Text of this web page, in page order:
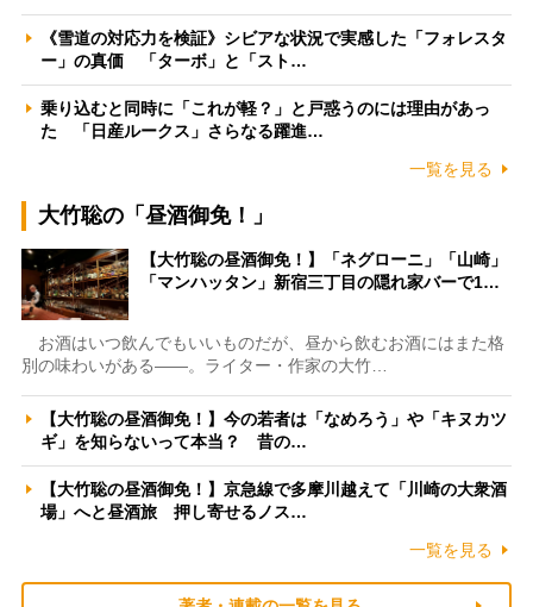
《雪道の対応力を検証》シビアな状況で実感した「フォレスタ
ー」の真価 「ターボ」と「スト…
乗り込むと同時に「これが軽？」と戸惑うのには理由があっ
た 「日産ルークス」さらなる躍進…
一覧を見る
大竹聡の「昼酒御免！」
【大竹聡の昼酒御免！】「ネグローニ」「山崎」
「マンハッタン」新宿三丁目の隠れ家バーで1…
お酒はいつ飲んでもいいものだが、昼から飲むお酒にはまた格
別の味わいがある――。ライター・作家の大竹…
【大竹聡の昼酒御免！】今の若者は「なめろう」や「キヌカツ
ギ」を知らないって本当？ 昔の…
【大竹聡の昼酒御免！】京急線で多摩川越えて「川崎の大衆酒
場」へと昼酒旅 押し寄せるノス…
一覧を見る